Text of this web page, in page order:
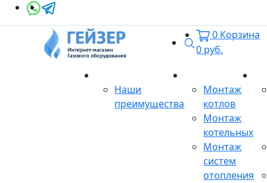
Поиск
0 Корзина
0 руб.
Наши
преимущества
Монтаж
котлов
Монтаж
котельных
Монтаж
систем
отопления